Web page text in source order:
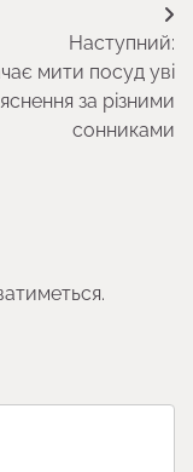
Наступний:
мити посуд уві
за різними
сонниками